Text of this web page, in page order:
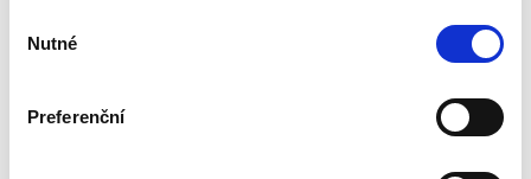
souhlasu
Nutné
Preferenční